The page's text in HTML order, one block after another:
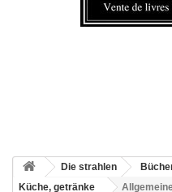
Die strahlen
Küche, getränke